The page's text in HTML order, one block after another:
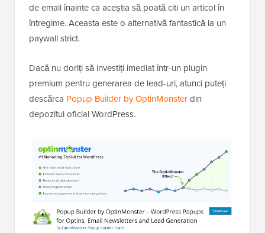
de email înainte ca aceștia să poată citi un articol în
întregime. Aceasta este o alternativă fantastică la un
paywall strict.
Dacă nu doriți să investiți imediat într-un plugin
premium pentru generarea de lead-uri, atunci puteți
descărca Popup Builder by OptinMonsterdin
depozitul oficial WordPress.